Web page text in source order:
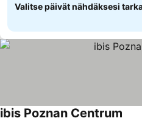
Valitse päivät nähdäksesi
ibis Poznan Centrum